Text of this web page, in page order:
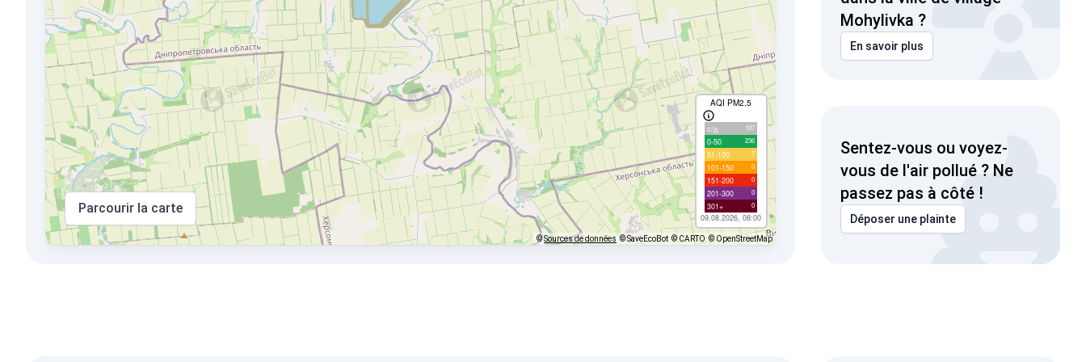
AQI PM2.5
с/д 107
0-50 236
51-100 7
101-150 0
151-200 0
201-300 0
301+ 0
09.08.2026, 08:00
Parcourir la carte
©Sources de données © SaveEcoBot © CARTO © OpenStreetMap
Mohylivka ?
En savoir plus
Sentez-vous ou voyez-
vous de l'air pollué ? Ne
passez pas à côté !
Déposer une plainte